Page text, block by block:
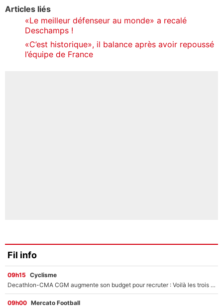
Articles liés
«Le meilleur défenseur au monde» a recalé
Deschamps !
«C’est historique», il balance après avoir repoussé
l’équipe de France
Fil info
09h15 Cyclisme
Decathlon-CMA CGM augmente son budget pour recruter : Voilà les trois premiers coureurs qui font rejoindre Paul Seixas en 2027 !
09h00 Mercato Football